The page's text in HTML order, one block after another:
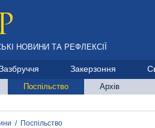
НОВИНИ ТА РЕФЛЕКСІЇ
Закерзоння
Поспільство Архів
/ Поспільство